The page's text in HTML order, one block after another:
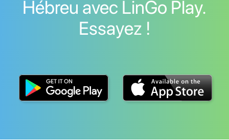
Hébreu avec LinGo Play.
Essayez !